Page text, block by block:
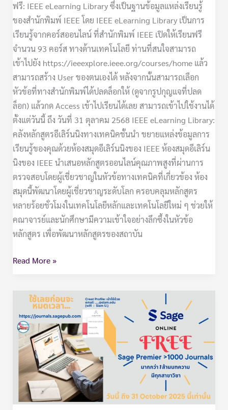
ฟรี: IEEE eLearning Library ซึ่งเป็นฐานข้อมูลแหล่งเรียนรู้
ของสำนักพิมพ์ IEEE โดย IEEE eLearning Library เป็นการ
เรียนรู้จากคอร์สออนไลน์ ที่สำนักพิมพ์ IEEE เปิดให้เรียนฟรี
จำนวน 93 คอร์ส ทางด้านเทคโนโลยี ท่านที่สนใจสามารถ
เข้าไปยัง https://ieeexplore.ieee.org/courses/home แล้ว
สามารถสร้าง User ของตนเองได้ หลังจากนั้นสามารถเลือก
หัวข้อที่ทางสำนักพิมพ์ได้ปลดล็อกให้ (ดูจากรูปกุญแจที่ปลด
ล็อก) แล้วกด Access เข้าไปเรียนได้เลย สามารถเข้าไปใช้งานได้
ตั้งแต่วันนี้ ถึง วันที่ 31 ตุลาคม 2568 IEEE eLearning Library:
คลังหลักสูตรอีเลิร์นนิงทางเทคนิคชั้นนำ ขยายแหล่งข้อมูลการ
เรียนรู้ของคุณด้วยห้องสมุดอีเลิร์นนิงของ IEEE ห้องสมุดอีเลิร์น
นิงของ IEEE นำเสนอหลักสูตรออนไลน์คุณภาพสูงที่ผ่านการ
ตรวจสอบโดยผู้เชี่ยวชาญในหัวข้อทางเทคนิคที่เกี่ยวข้อง ห้อง
สมุดนี้พัฒนาโดยผู้เชี่ยวชาญระดับโลก ครอบคลุมหลักสูตร
หลายร้อยชั่วโมงในเทคโนโลยีหลักและเทคโนโลยีใหม่ ๆ ช่วยให้
คณาจารย์และนักศึกษามีความเข้าใจอย่างลึกซึ้งในหัวข้อ
หลักสูตร เพื่อพัฒนาหลักสูตรของสถาบัน
Read More »
ทดลอง
ใช้:
ฐาน
ข้อมูล
Sage
Journals